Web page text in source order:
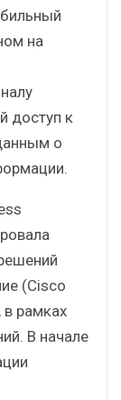
на
доступ к
о
(Cisco
рамках
В начале